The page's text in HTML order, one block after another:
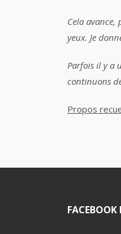
Cela
yeux. Je
Parfois il y a
continuons
Propos